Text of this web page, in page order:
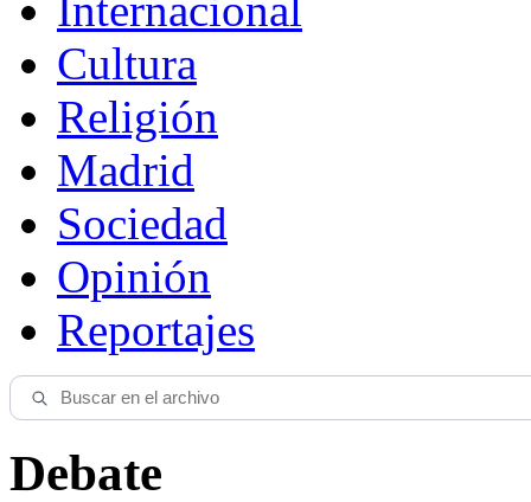
Cultura
Religión
Madrid
Sociedad
Opinión
Reportajes
Debate